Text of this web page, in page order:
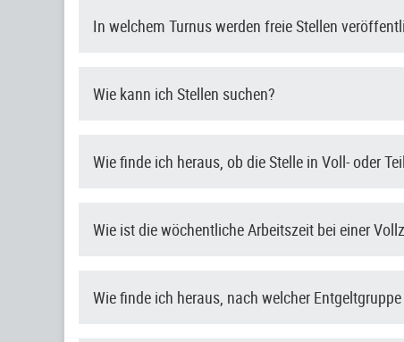
In welchem Turnus werden freie Stellen
Wie kann ich Stellen suchen?
Wie finde ich heraus, ob die Stelle in Voll- oder
Wie ist die wöchentliche Arbeitszeit bei einer
Wie finde ich heraus, nach welcher